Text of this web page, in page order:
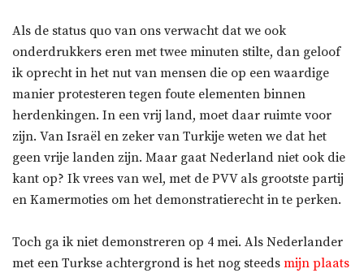
Als de status quo van ons verwacht dat we ook
onderdrukkers eren met twee minuten stilte, dan geloof
ik oprecht in het nut van mensen die op een waardige
manier protesteren tegen foute elementen binnen
herdenkingen. In een vrij land, moet daar ruimte voor
zijn. Van Israël en zeker van Turkije weten we dat het
geen vrije landen zijn. Maar gaat Nederland niet ook die
kant op? Ik vrees van wel, met de PVV als grootste partij
en Kamermoties om het demonstratierecht in te perken.
Toch ga ik niet demonstreren op 4 mei. Als Nederlander
met een Turkse achtergrond is het nog steeds mijn plaats